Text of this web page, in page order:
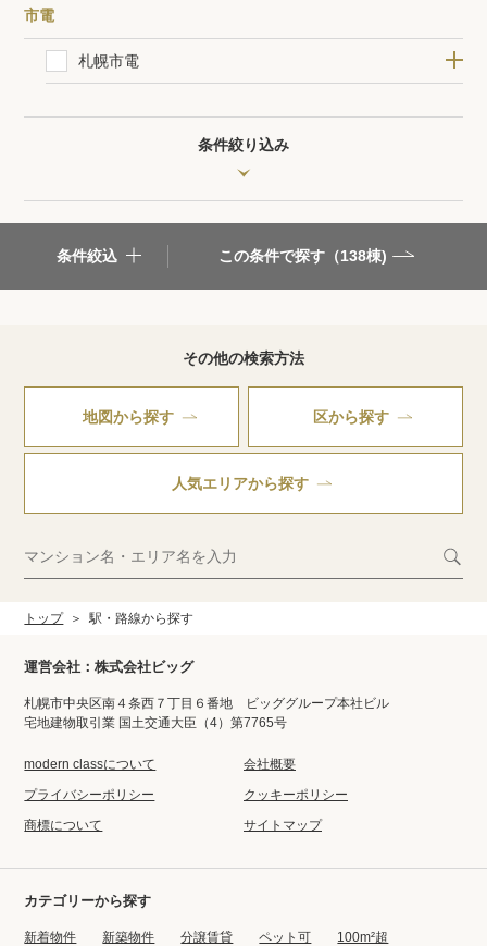
保存した検索条件
店舗紹介
希望条件を伝えてプロに探してもらう
来店予約
modern classについて
プライバシーポリシー クッキーポリシー
サイトマップ
市電
札幌市電
条件絞り込み
10~15万円 15~20万円 20~30万円
指定なし
5年未満
駅からの徒歩分数
指定なし
10分以内
分譲マンション
タワーマンション コンシェルジュ
条件絞込 この条件で探す（138棟)
その他の検索方法
地図から探す 区から探す
人気エリアから探す
トップ 駅・路線から探す
運営会社：株式会社ビッグ
札幌市中央区南４条西７丁目６番地 ビッググループ本社ビル
宅地建物取引業 国土交通大臣（4）第7765号
modern classについて
会社概要
プライバシーポリシー
クッキーポリシー
商標について
サイトマップ
カテゴリーから探す
新着物件 新築物件 分譲賃貸 ペット可 100m²超